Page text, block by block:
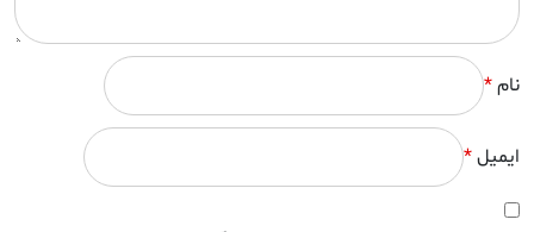
نام*
ایمیل*